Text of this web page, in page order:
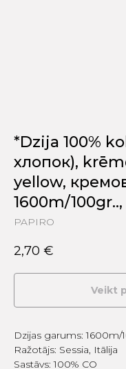
*Dzija 100%
хлопок),
yellow,
1600m/
PAPIRO
2,70 €
Veikt
Dzijas garums: 1600m/
Ražotājs: Sessia, Itālija
Sastāvs: 100% CO